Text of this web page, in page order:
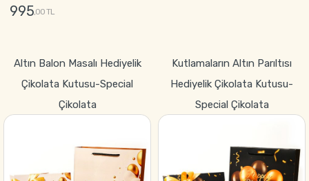
995,00 TL
Altın Balon Masalı Hediyelik
Çikolata Kutusu-Special
Çikolata
Kutlamaların Altın Parıltısı
Hediyelik Çikolata Kutusu-
Special Çikolata